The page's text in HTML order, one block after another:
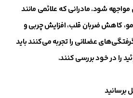
شود. مادرانی که علائمی مانند
کاهش ضربان قلب، افزایش چربی و
عضلانی را تجربه می‌کنند باید
را در خود بررسی کنند.
برسانید